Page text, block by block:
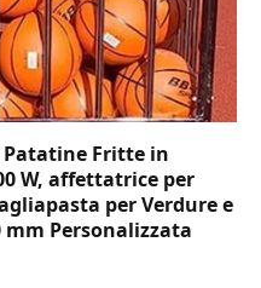
Patatine Fritte in
W, affettatrice per
per Verdure e
Personalizzata